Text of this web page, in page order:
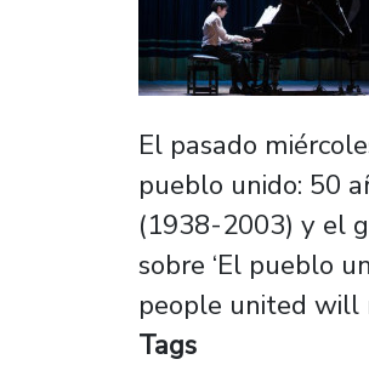
El pasado
pueblo unido: 50
(1938-2003) y el
sobre ‘El pueblo
people united will
Tags